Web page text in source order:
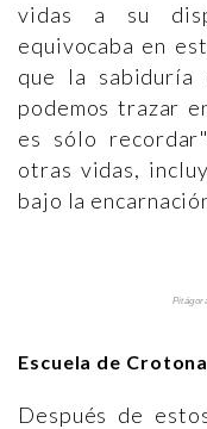
vidas a su
equivocaba en
que la sabiduría
podemos trazar
es sólo
otras vidas,
bajo la
Escuela de Crotona
Después de